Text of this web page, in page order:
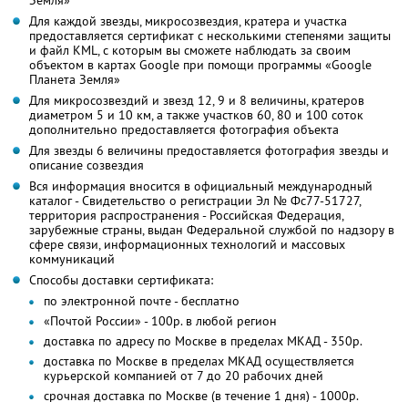
Для каждой звезды, микросозвездия, кратера и участка
предоставляется сертификат с несколькими степенями защиты
и файл KML, с которым вы сможете наблюдать за своим
объектом в картах Google при помощи программы «Google
Планета Земля»
Для микросозвездий и звезд 12, 9 и 8 величины, кратеров
диаметром 5 и 10 км, а также участков 60, 80 и 100 соток
дополнительно предоставляется фотография объекта
Для звезды 6 величины предоставляется фотография звезды и
описание созвездия
Вся информация вносится в официальный международный
каталог - Свидетельство о регистрации Эл № Фс77-51727,
территория распространения - Российская Федерация,
зарубежные страны, выдан Федеральной службой по надзору в
сфере связи, информационных технологий и массовых
коммуникаций
Способы доставки сертификата:
по электронной почте - бесплатно
«Почтой России» - 100р. в любой регион
доставка по адресу по Москве в пределах МКАД - 350р.
доставка по Москве в пределах МКАД осуществляется
курьерской компанией от 7 до 20 рабочих дней
срочная доставка по Москве (в течение 1 дня) - 1000р.